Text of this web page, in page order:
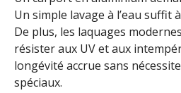
Un simple lavage à l’eau suffit
De plus, les laquages
résister aux UV et aux
longévité accrue sans
spéciaux.